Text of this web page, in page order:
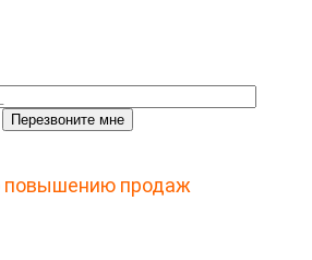
повышению продаж